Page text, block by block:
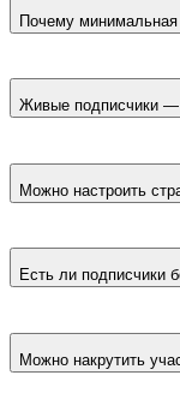
000. Живые люди —
Почему минимальная
Telegram-бота, а не
показана цена
Живые подписчики
географии.
отдельно.
Можно настроить
региона, пола и
Есть ли подписчики
дней. Полное
Можно накрутить